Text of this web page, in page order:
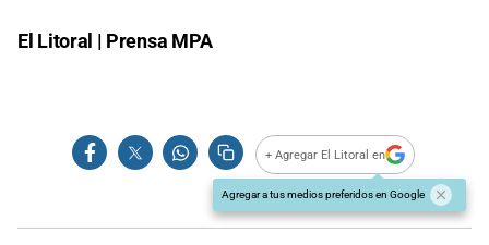
El Litoral | Prensa MPA
+ Agregar El Litoral en
Agregar a tus medios preferidos en Google